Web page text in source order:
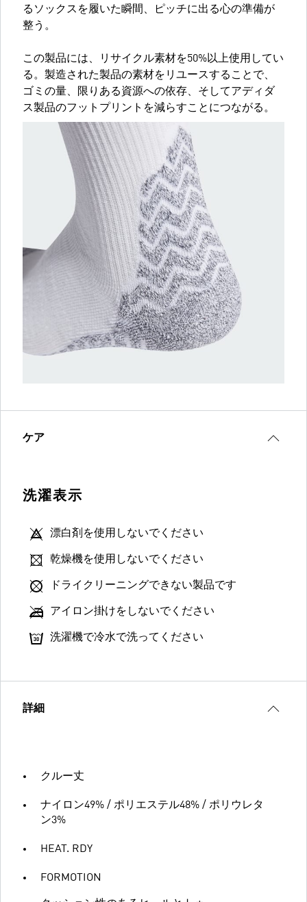
るソックスを履いた瞬間、ピッチに出る心の準備が
整う。
この製品には、リサイクル素材を50%以上使用してい
る。製造された製品の素材をリユースすることで、
ゴミの量、限りある資源への依存、そしてアディダ
ス製品のフットプリントを減らすことにつながる。
ケア
洗濯表示
漂白剤を使用しないでください
乾燥機を使用しないでください
ドライクリーニングできない製品です
アイロン掛けをしないでください
洗濯機で冷水で洗ってください
詳細
クルー丈
ナイロン49% / ポリエステル48% / ポリウレタ
ン3%
HEAT. RDY
FORMOTION